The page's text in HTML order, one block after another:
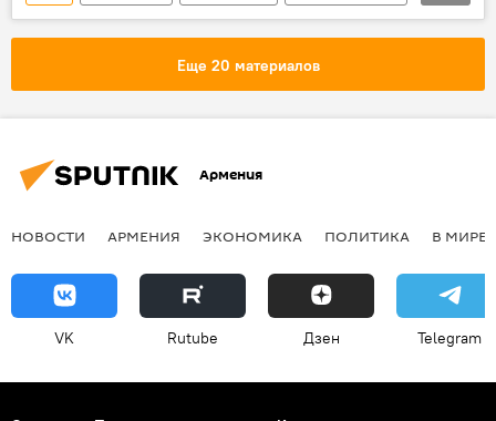
военный
Еще 20 материалов
Армения
НОВОСТИ АРМЕНИЯ ЭКОНОМИКА ПОЛИТИКА В МИРЕ
VK Rutube Дзен Telegram